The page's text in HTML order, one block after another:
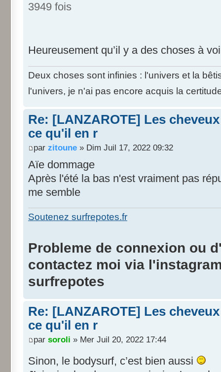
3949 fois
Heureusement qu’il y a des choses à
Deux choses sont infinies : l'univers et la
l'univers, je n'ai pas encore acquis la
Re: [LANZAROTE] Les
ce qu'il en r
par zitoune » Dim Juil 17, 2022 09:32
Aïe dommage
Après l'été la bas n'est vraiment pas
me semble
Soutenez surfrepotes.fr
Probleme de connexion ou
contactez moi via
surfrepotes
Re: [LANZAROTE] Les
ce qu'il en r
par soroli » Mer Juil 20, 2022 17:44
Sinon, le bodysurf, c’est bien aussi